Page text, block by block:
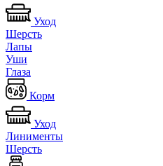
Уход
Шерсть
Лапы
Уши
Глаза
Корм
Уход
Линименты
Шерсть